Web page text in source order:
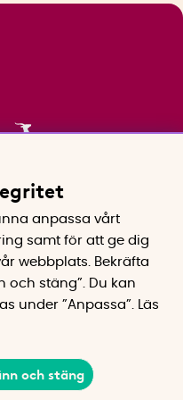
anpassa vårt
samt för att ge dig
webbplats.
Bekräfta
och stäng”. Du kan
under ”Anpassa”.
Läs
och stäng